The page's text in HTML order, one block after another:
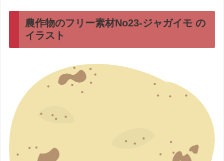
農作物のフリー素材No23-ジャガイモ の
イラスト